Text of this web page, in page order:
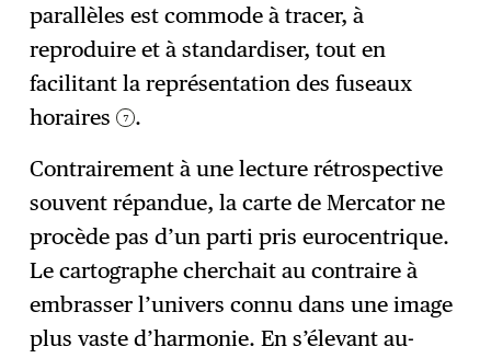
parallèles est commode à tracer, à
reproduire et à standardiser, tout en
facilitant la représentation des fuseaux
horaires 7 .
Contrairement à une lecture rétrospective
souvent répandue, la carte de Mercator ne
procède pas d’un parti pris eurocentrique.
Le cartographe cherchait au contraire à
embrasser l’univers connu dans une image
plus vaste d’harmonie. En s’élevant au-